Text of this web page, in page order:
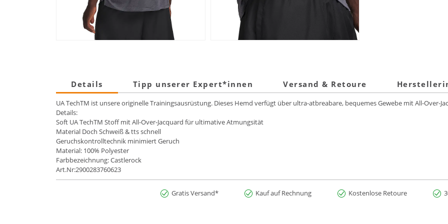
Details Tipp unserer Expert*innen Versand & Retoure
UA TechTM ist unsere originelle Trainingsausrüstung. Dieses Hemd verfügt über ultra-atbreabare, bequemes Gewebe mit All-Over-
Details:
Soft UA TechTM Stoff mit All-Over-Jacquard für ultimative Atmungsität
Material Doch Schweiß & tts schnell
Geruchskontrolltechnik minimiert Geruch
Material: 100% Polyester
Farbbezeichnung: Castlerock
Art.Nr:2900283760623
Gratis Versand* Kauf auf Rechnung Kostenlose Retoure